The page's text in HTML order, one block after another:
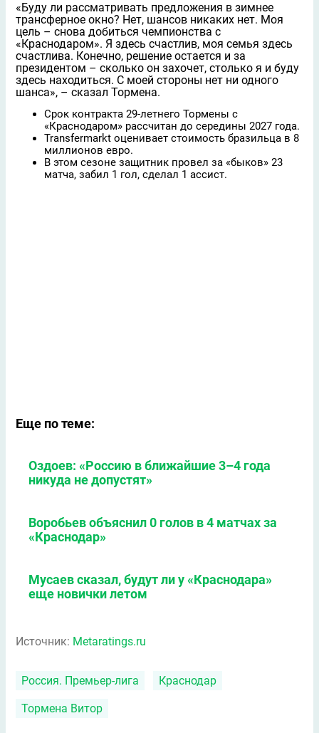
«Буду ли рассматривать предложения в зимнее
трансферное окно? Нет, шансов никаких нет. Моя
цель – снова добиться чемпионства с
«Краснодаром». Я здесь счастлив, моя семья здесь
счастлива. Конечно, решение остаeтся и за
президентом – сколько он захочет, столько я и буду
здесь находиться. С моей стороны нет ни одного
шанса», – сказал Тормена.
Срок контракта 29-летнего Тормены с
«Краснодаром» рассчитан до середины 2027 года.
Transfermarkt оценивает стоимость бразильца в 8
миллионов евро.
В этом сезоне защитник провел за «быков» 23
матча, забил 1 гол, сделал 1 ассист.
Еще по теме:
Оздоев: «Россию в ближайшие 3–4 года
никуда не допустят»
Воробьев объяснил 0 голов в 4 матчах за
«Краснодар»
Мусаев сказал, будут ли у «Краснодара»
еще новички летом
Источник: Metaratings.ru
Россия. Премьер-лига Краснодар
Тормена Витор